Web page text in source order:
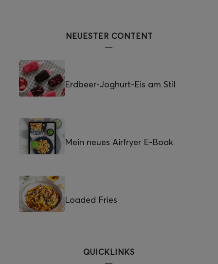
NEUESTER CONTENT
Erdbeer-Joghurt-Eis am Stil
Mein neues Airfryer E-Book
Loaded Fries
QUICKLINKS